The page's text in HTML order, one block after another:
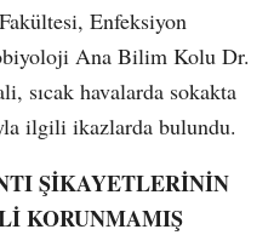
Enfeksiyon
Ana Bilim Kolu Dr.
sıcak havalarda sokakta
ilgili ikazlarda bulundu.
ŞİKAYETLERİNİN
KORUNMAMIŞ